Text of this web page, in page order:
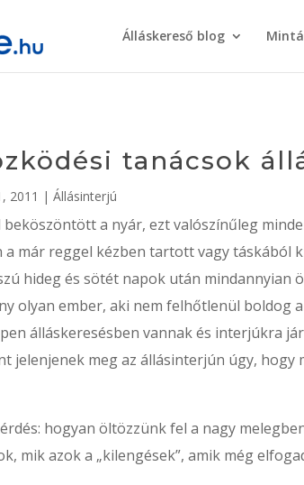
Álláskereső blog
tanácsok
2011 |Állásinterjú
a nyár, ezt valószínűleg
a már reggel kézben tartott vagy táskából
hideg és sötét napok után mindannyian
olyan ember, aki nem felhőtlenül boldog
álláskeresésben vannak és interjúkra
jelenjenek meg az állásinterjún úgy, hogy
hogyan öltözzünk fel a nagy
mik azok a „kilengések”, amik még